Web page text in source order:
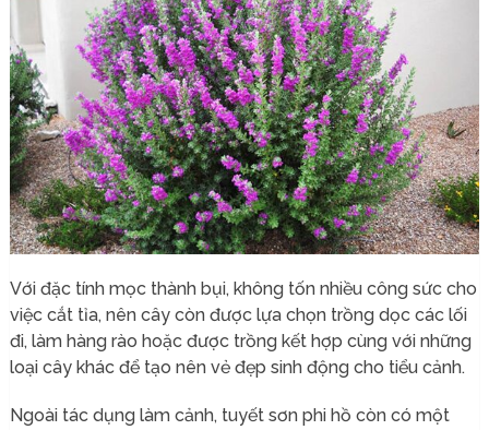
Với đặc tính mọc thành bụi, không tốn nhiều công sức cho
việc cắt tỉa, nên cây còn được lựa chọn trồng dọc các lối
đi, làm hàng rào hoặc được trồng kết hợp cùng với những
loại cây khác để tạo nên vẻ đẹp sinh động cho tiểu cảnh.
Ngoài tác dụng làm cảnh, tuyết sơn phi hồ còn có một